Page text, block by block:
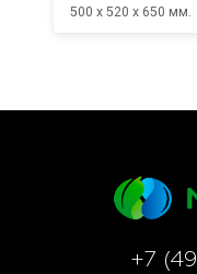
500 x 520 x 650 мм.
+7